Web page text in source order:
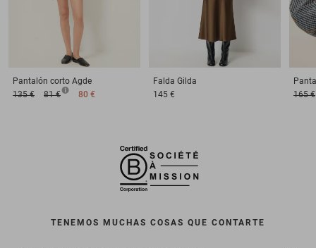
Pantalón corto Agde
135 €
81 € 80 €
Falda Gilda
145 €
165 €
TENEMOS MUCHAS COSAS QUE CONTARTE